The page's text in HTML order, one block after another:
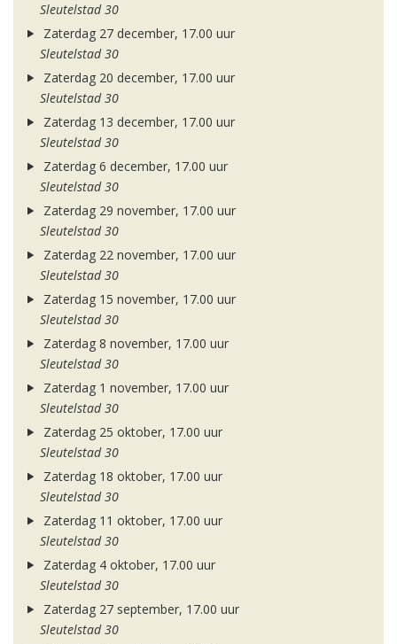
Sleutelstad 30
Zaterdag 27 december, 17.00 uur
Sleutelstad 30
Zaterdag 20 december, 17.00 uur
Sleutelstad 30
Zaterdag 13 december, 17.00 uur
Sleutelstad 30
Zaterdag 6 december, 17.00 uur
Sleutelstad 30
Zaterdag 29 november, 17.00 uur
Sleutelstad 30
Zaterdag 22 november, 17.00 uur
Sleutelstad 30
Zaterdag 15 november, 17.00 uur
Sleutelstad 30
Zaterdag 8 november, 17.00 uur
Sleutelstad 30
Zaterdag 1 november, 17.00 uur
Sleutelstad 30
Zaterdag 25 oktober, 17.00 uur
Sleutelstad 30
Zaterdag 18 oktober, 17.00 uur
Sleutelstad 30
Zaterdag 11 oktober, 17.00 uur
Sleutelstad 30
Zaterdag 4 oktober, 17.00 uur
Sleutelstad 30
Zaterdag 27 september, 17.00 uur
Sleutelstad 30